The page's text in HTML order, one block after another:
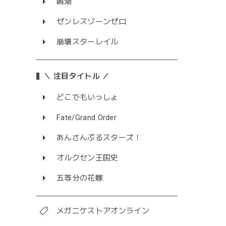
ゼンレスゾーンゼロ
崩壊スターレイル
＼ 注目タイトル ／
どこでもいっしょ
Fate/Grand Order
あんさんぶるスターズ！
オルクセン王国史
五等分の花嫁
メガニケストアオンライン